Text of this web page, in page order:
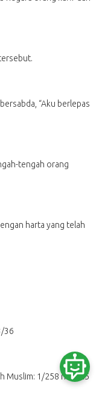
“Aku berlepas
tengah orang
harta yang telah
36
Muslim: 1/258 no; 325